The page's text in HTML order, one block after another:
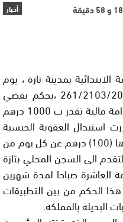
أخبار
بمدينة تازة ، يوم
أمس الخميس ،في ملف عدد 261/2103/2025 ،بحكم يقضي
بالسجن النافذ لمدة شهر واحد وبغرامة مالية تقدر ب 1000 درهم
استبدال العقوبة الحبسية
بإلزام المتهم بأداء غرامة يومية قدرها (100) درهم عن كل يوم من
الى السجن المحلي بتازة
العاشرة صباحا لمدة شهرين
هذا الحكم من بين التطبيقات
البديلة بالمملكة.